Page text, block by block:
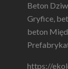
Beton
Gryfice,
beton
https://